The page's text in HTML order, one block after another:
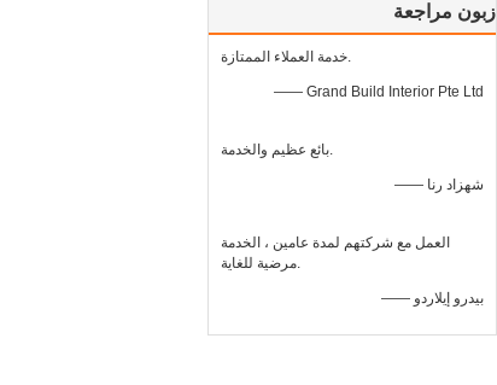
زبون مراجعة
خدمة العملاء الممتازة.
—— Grand Build Interior Pte Ltd
بائع عظيم والخدمة.
—— شهزاد رنا
العمل مع شركتهم لمدة عامين ، الخدمة
مرضية للغاية.
—— بيدرو إيلاردو